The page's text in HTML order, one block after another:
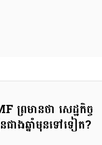
ព្រមានថា សេដ្ឋកិច្ច
ាងឆ្នាំមុនទៅទៀត?